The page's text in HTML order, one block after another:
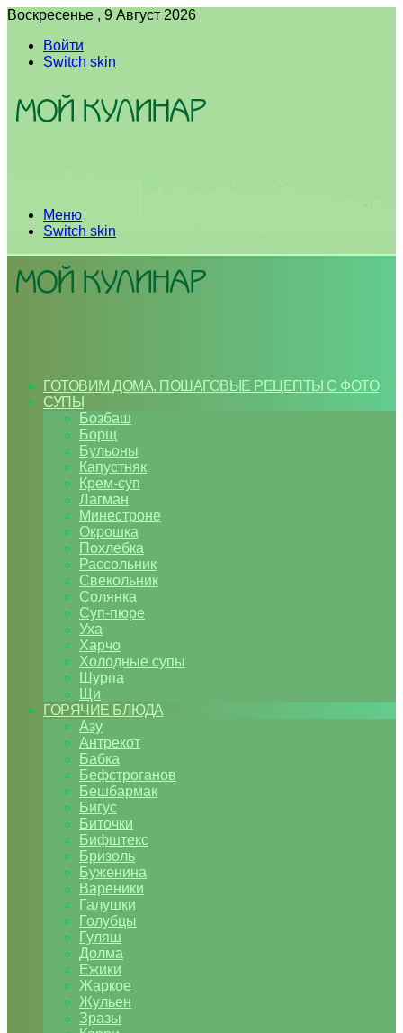
Воскресенье , 9 Август 2026
Войти
Switch skin
Меню
Switch skin
ГОТОВИМ ДОМА. ПОШАГОВЫЕ РЕЦЕПТЫ С ФОТО
СУПЫ
Бозбаш
Борщ
Бульоны
Капустняк
Крем-суп
Лагман
Минестроне
Окрошка
Похлебка
Рассольник
Свекольник
Солянка
Суп-пюре
Уха
Харчо
Холодные супы
Шурпа
Щи
ГОРЯЧИЕ БЛЮДА
Азу
Антрекот
Бабка
Бефстроганов
Бешбармак
Бигус
Биточки
Бифштекс
Бризоль
Буженина
Вареники
Галушки
Голубцы
Гуляш
Долма
Ежики
Жаркое
Жульен
Зразы